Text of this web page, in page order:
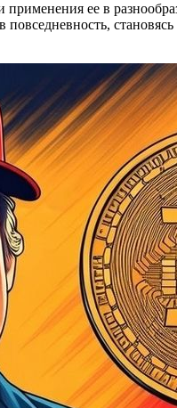
ее в